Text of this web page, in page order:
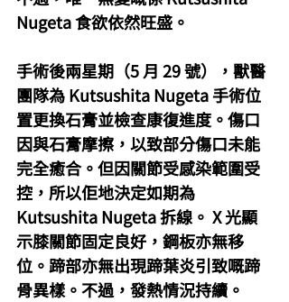
Nugeta 食欲依然旺盛。
手術後兩星期（5 月 29 號），獸醫
團隊為 Kutsushita Nugeta 手術位
置更換石膏並檢查康復進度。傷口
因與石膏摩擦，以致部分傷口未能
完全癒合。但因關節受感染範圍受
控，所以佢地決定如期為
Kutsushita Nugeta 拆線。 X 光顯
示膝關節固定良好，鋼板亦無移
位。蹄部亦無出現蹄葉炎引致嘅蹄
骨異樣。不過，發熱情況持續。